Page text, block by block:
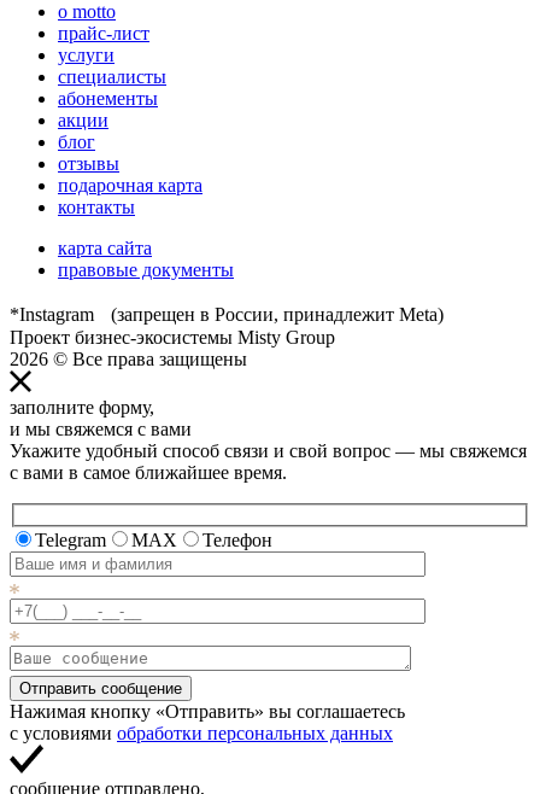
о motto
прайс-лист
услуги
специалисты
абонементы
акции
блог
отзывы
подарочная карта
контакты
карта сайта
правовые документы
*Instagram (запрещен в России, принадлежит Meta)
Проект бизнес-экосистемы Misty Group
2026 © Все права защищены
заполните форму,
и мы свяжемся с вами
Укажите удобный способ связи и свой вопрос — мы свяжемся
с вами в самое ближайшее время.
Telegram MAX Телефон
Отправить сообщение
Нажимая кнопку «Отправить» вы соглашаетесь
с условиями обработки персональных данных
сообщение отправлено,